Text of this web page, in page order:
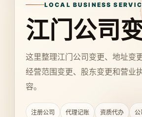
LOCAL BUSINESS
江门公司
这里整理江门公司变更、地址变
经营范围变更、股东变更和营业
容。
注册公司 代理记账 资质代办 公